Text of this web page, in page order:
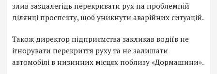
злив заздалегідь перекривати рух на проблемній
ділянці проспекту, щоб уникнути аварійних ситуацій.
Також директор підприємства закликав водіїв не
ігнорувати перекриття руху та не залишати
автомобілі в низинних місцях поблизу «Дормашини».